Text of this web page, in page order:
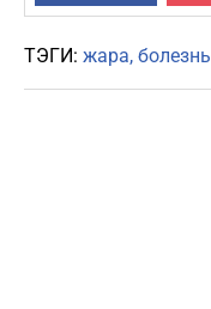
ТЭГИ: жара болезнь